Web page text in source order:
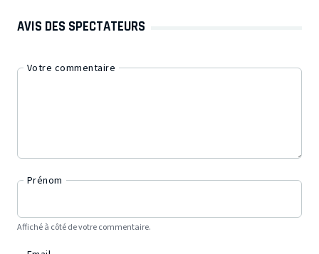
AVIS DES SPECTATEURS
Votre commentaire
Prénom
Affiché à côté de votre commentaire.